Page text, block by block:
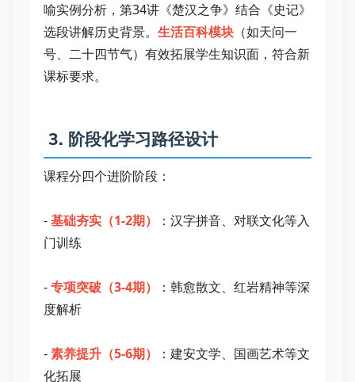
喻实例分析，第34讲《楚汉之争》结合《史记》
选段讲解历史背景。 生活百科模块 （如天问一
号、二十四节气）有效拓展学生知识面，符合新
课标要求。
3. 阶段化学习路径设计
课程分四个进阶阶段：
- 基础夯实（1-2期）
：汉字拼音、对联文化等入
门训练
- 专项突破（3-4期）
：韩愈散文、红岩精神等深
度解析
- 素养提升（5-6期）
：建安文学、国画艺术等文
化拓展